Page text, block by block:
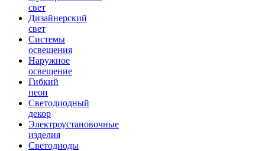
свет
Дизайнерский
свет
Системы
освещения
Наружное
освещение
Гибкий
неон
Светодиодный
декор
Электроустановочные
изделия
Светодиоды